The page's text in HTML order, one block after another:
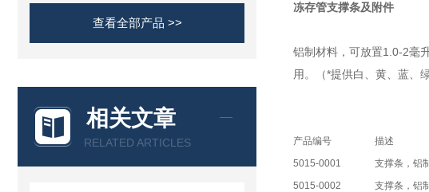
查看全部产品 >>
相关文章
RELATED ARTICLES
冻存管支撑条及附件
铝制材料，可放置1.0-2毫
用。（*提供白、黄、蓝、
产品编号 描述
5015-0001
支撑条，铝
5015-0002
支撑条，铝